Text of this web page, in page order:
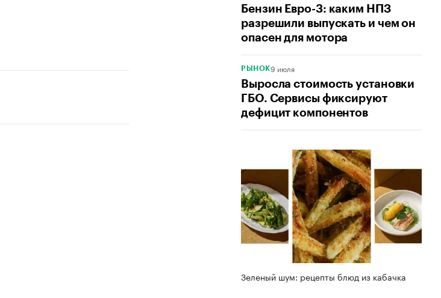
Бензин Евро-3: каким НПЗ
разрешили выпускать и чем он
опасен для мотора
РЫНОК9 июля
Выросла стоимость установки
ГБО. Сервисы фиксируют
дефицит компонентов
Зеленый шум: рецепты блюд из кабачка